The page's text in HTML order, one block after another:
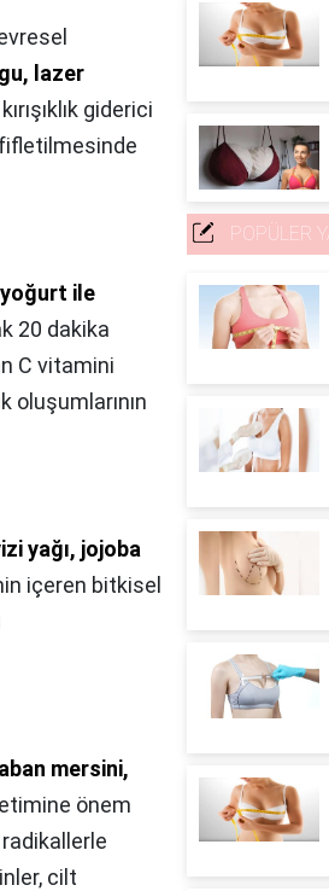
lazer
giderici
yoğurt ile
20 dakika
C vitamini
oluşumlarının
yağı, jojoba
içeren bitkisel
mersini,
önem
cilt
POPÜLER